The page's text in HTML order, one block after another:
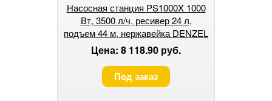
Насосная станция PS1000X 1000
Вт, 3500 л/ч, ресивер 24 л,
подъем 44 м, нержавейка DENZEL
Цена: 8 118.90 руб.
Под заказ